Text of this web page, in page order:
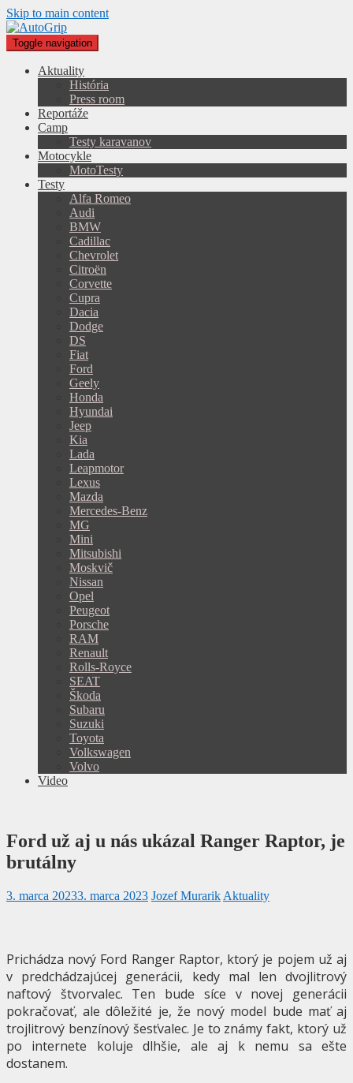
Skip to main content
Toggle navigation
Aktuality
História
Press room
Reportáže
Camp
Testy karavanov
Motocykle
MotoTesty
Testy
Alfa Romeo
Audi
BMW
Cadillac
Chevrolet
Citroën
Corvette
Cupra
Dacia
Dodge
DS
Fiat
Ford
Geely
Honda
Hyundai
Jeep
Kia
Lada
Leapmotor
Lexus
Mazda
Mercedes-Benz
MG
Mini
Mitsubishi
Moskvič
Nissan
Opel
Peugeot
Porsche
RAM
Renault
Rolls-Royce
SEAT
Škoda
Subaru
Suzuki
Toyota
Volkswagen
Volvo
Video
Ford už aj u nás ukázal Ranger Raptor, je
brutálny
3. marca 20233. marca 2023 Jozef Murarik Aktuality
Prichádza nový Ford Ranger Raptor, ktorý je pojem už aj
v predchádzajúcej generácii, kedy mal len dvojlitrový
naftový štvorvalec. Ten bude síce v novej generácii
pokračovať, ale dôležité je, že nový model bude mať aj
trojlitrový benzínový šesťvalec. Je to známy fakt, ktorý už
po internete koluje dlhšie, ale aj k nemu sa ešte
dostanem.